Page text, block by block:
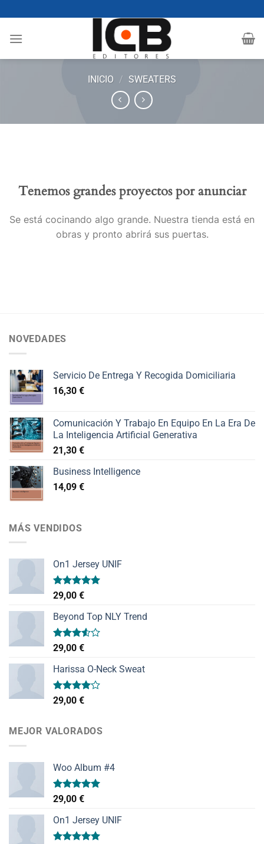
al
contenido
INICIO / SWEATERS
Tenemos grandes proyectos por anunciar
Se está cocinando algo grande. Nuestra tienda está en
obras y pronto abrirá sus puertas.
NOVEDADES
Servicio De Entrega Y Recogida Domiciliaria
16,30 €
Comunicación Y Trabajo En Equipo En La Era De
La Inteligencia Artificial Generativa
21,30 €
Business Intelligence
14,09 €
MÁS VENDIDOS
On1 Jersey UNIF
Valorado
con
de 5
29,00 €
Beyond Top NLY Trend
Valorado
con
3.50de
5
29,00 €
Harissa O-Neck Sweat
Valorado
con
29,00 €
MEJOR VALORADOS
Woo Album #4
Valorado
con
de 5
29,00 €
On1 Jersey UNIF